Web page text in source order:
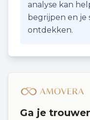
analyse kan
begrijpen en
ontdekken.
Ga je